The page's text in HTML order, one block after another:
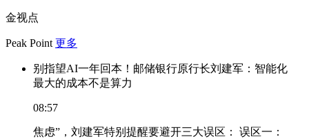
金视点
Peak Point 更多
别指望AI一年回本！邮储银行原行长刘建军：智能化
最大的成本不是算力
08:57
焦虑”，刘建军特别提醒要避开三大误区： 误区一：